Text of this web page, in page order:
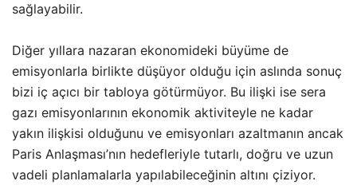
sağlayabilir.
Diğer yıllara nazaran ekonomideki büyüme de
emisyonlarla birlikte düşüyor olduğu için aslında sonuç
bizi iç açıcı bir tabloya götürmüyor. Bu ilişki ise sera
gazı emisyonlarının ekonomik aktiviteyle ne kadar
yakın ilişkisi olduğunu ve emisyonları azaltmanın ancak
Paris Anlaşması’nın hedefleriyle tutarlı, doğru ve uzun
vadeli planlamalarla yapılabileceğinin altını çiziyor.